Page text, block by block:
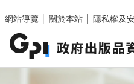
網站導覽
關於本站 隱私權及